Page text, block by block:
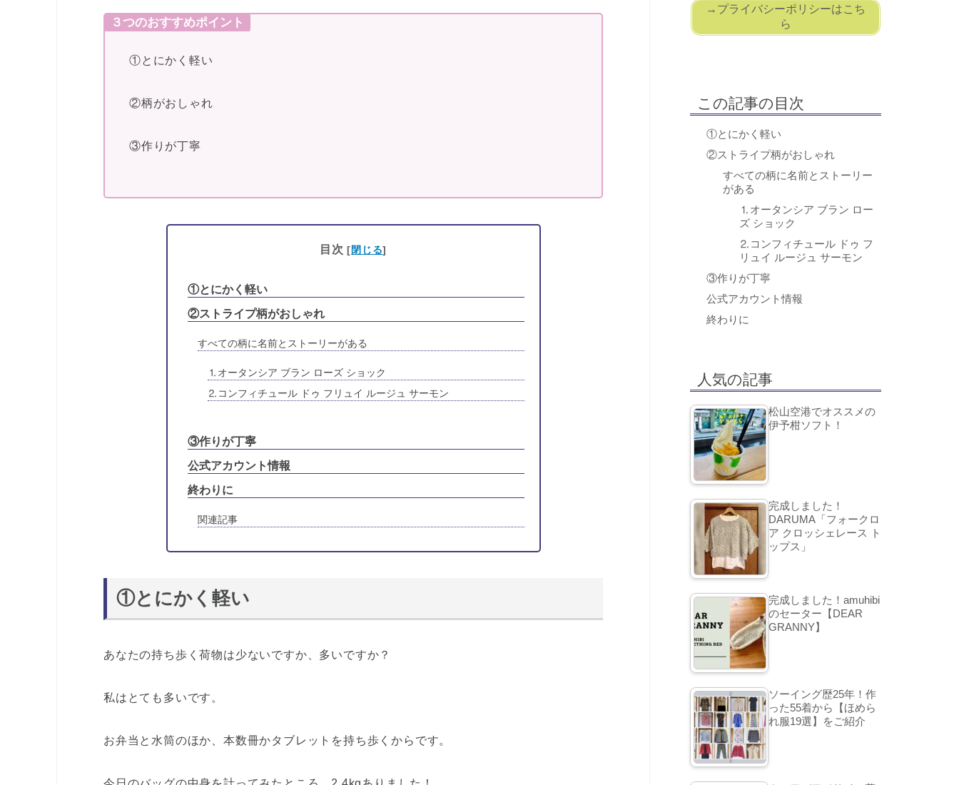
３つのおすすめポイント
①とにかく軽い
②柄がおしゃれ
③作りが丁寧
目次 [ 閉じる]
①とにかく軽い
②ストライプ柄がおしゃれ
すべての柄に名前とストーリーがある
⒈オータンシア ブラン ローズ ショック
⒉コンフィチュール ドゥ フリュイ ルージュ サーモン
③作りが丁寧
公式アカウント情報
終わりに
関連記事
①とにかく軽い
あなたの持ち歩く荷物は少ないですか、多いですか？
私はとても多いです。
お弁当と水筒のほか、本数冊かタブレットを持ち歩くからです。
→プライバシーポリシーはこち
ら
この記事の目次
①とにかく軽い
②ストライプ柄がおしゃれ
すべての柄に名前とストーリー
がある
⒈オータンシア ブラン ロー
ズ ショック
⒉コンフィチュール ドゥ フ
リュイ ルージュ サーモン
③作りが丁寧
公式アカウント情報
終わりに
人気の記事
松山空港でオススメの
伊予柑ソフト！
完成しました！
DARUMA「フォークロ
ア クロッシェレース ト
ップス」
完成しました！amuhibi
のセーター【DEAR
GRANNY】
ソーイング歴25年！作
った55着から【ほめら
れ服19選】をご紹介